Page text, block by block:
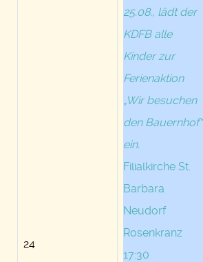
24
25.08., lädt der
KDFB alle
Kinder zur
Ferienaktion
„Wir besuchen
den Bauernhof“
ein.
Filialkirche St.
Barbara
Neudorf
Rosenkranz
17:30